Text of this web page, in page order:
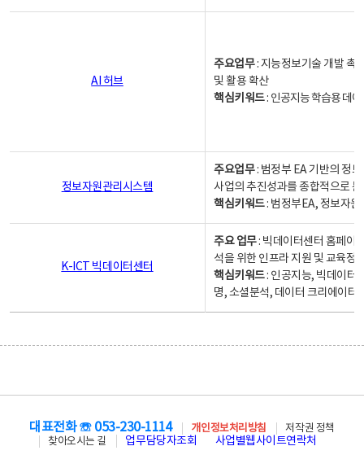
AI 허브
주요업무: 지능정보기술 개발 촉
및 활용 확산
핵심키워드: 인공지능 학습용 데
정보자원관리시스템
주요업무: 범정부 EA 기반의 정
사업의 추진성과를 종합적으로
핵심키워드: 범정부EA, 정보자
K-ICT 빅데이터센터
주요 업무: 빅데이터센터 홈페이
석을 위한 인프라 지원 및 교육정
핵심키워드: 인공지능, 빅데이터,
명, 소셜분석, 데이터 크리에이터
대표전화 ☏ 053-230-1114 개인정보처리방침
저작권 정책
찾아오시는 길
업무담당자조회 사업별웹사이트연락처